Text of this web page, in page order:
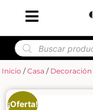
Inicio /Casa / Decoración
¡Oferta!